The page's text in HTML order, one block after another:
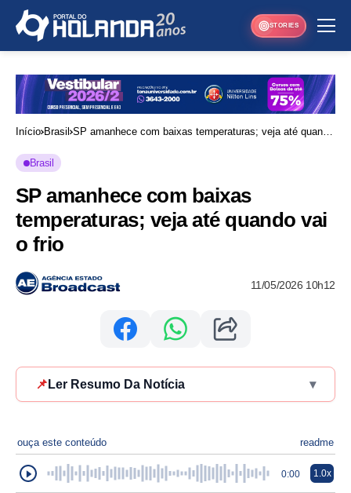
STORIES
Início Brasil SP amanhece com baixas temperaturas; veja até quando
Brasil
SP amanhece com baixas
temperaturas; veja até quando vai
o frio
11/05/2026 10h12
📌 Ler Resumo Da Notícia ▾
ouça este conteúdo readme
0:00 1.0x